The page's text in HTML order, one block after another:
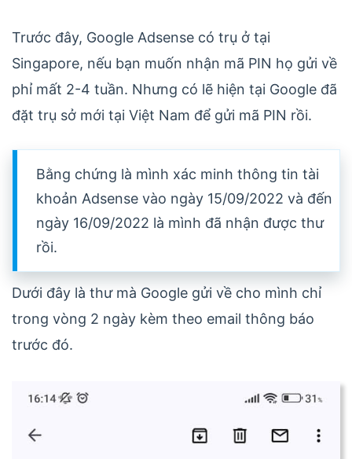
Trước đây, Google Adsense có trụ ở tại
Singapore, nếu bạn muốn nhận mã PIN họ gửi về
phỉ mất 2-4 tuần. Nhưng có lẽ hiện tại Google đã
đặt trụ sở mới tại Việt Nam để gửi mã PIN rồi.
Bằng chứng là mình xác minh thông tin tài
khoản Adsense vào ngày 15/09/2022 và đến
ngày 16/09/2022 là mình đã nhận được thư
rồi.
Dưới đây là thư mà Google gửi về cho mình chỉ
trong vòng 2 ngày kèm theo email thông báo
trước đó.